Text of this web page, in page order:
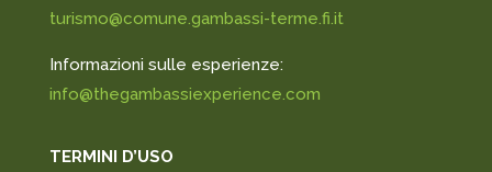
turismo@comune.gambassi-terme.fi.it
Informazioni sulle esperienze:
info@thegambassiexperience.com
TERMINI D’USO